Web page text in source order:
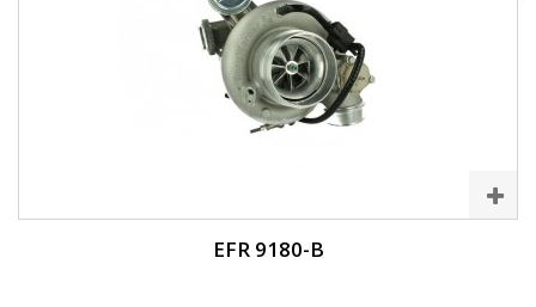
EFR 9180-B